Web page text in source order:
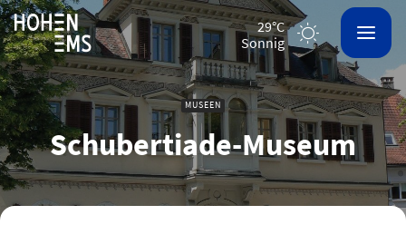
29°C
sonnig
MUSEEN
Schubertiade-Museum